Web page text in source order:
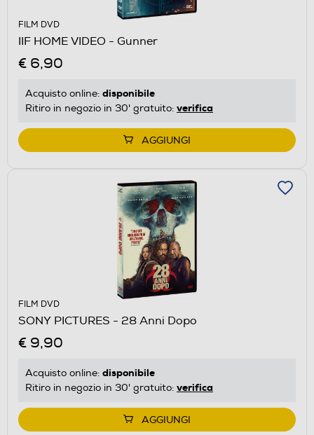
FILM DVD
IIF HOME VIDEO - Gunner
€ 6,90
Acquisto online: disponibile
Ritiro in negozio in 30' gratuito: verifica
AGGIUNGI
FILM DVD
SONY PICTURES - 28 Anni Dopo
€ 9,90
Acquisto online: disponibile
Ritiro in negozio in 30' gratuito: verifica
AGGIUNGI